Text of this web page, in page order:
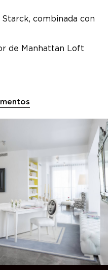
combinada con
de Manhattan Loft